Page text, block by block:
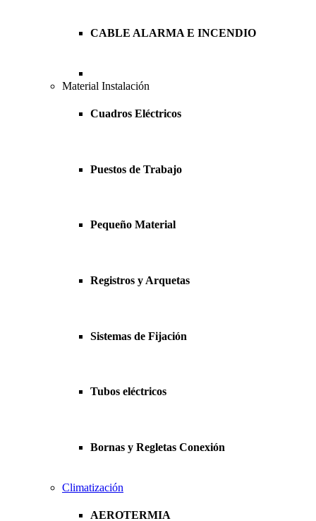
CABLE ALARMA E INCENDIO
Material Instalación
Cuadros Eléctricos
Puestos de Trabajo
Pequeño Material
Registros y Arquetas
Sistemas de Fijación
Tubos eléctricos
Bornas y Regletas Conexión
Climatización
AEROTERMIA